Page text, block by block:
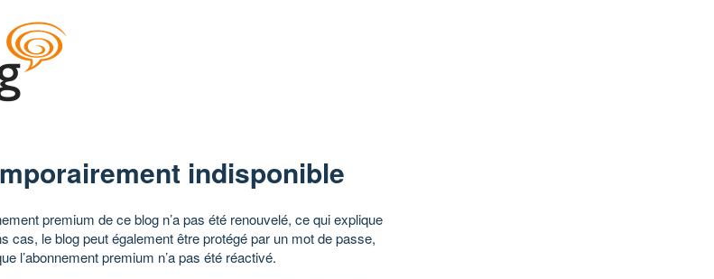
indisponible
premium de ce blog n’a pas été renouvelé, ce qui explique
cas, le blog peut également être protégé par un mot de passe,
l’abonnement premium n’a pas été réactivé.